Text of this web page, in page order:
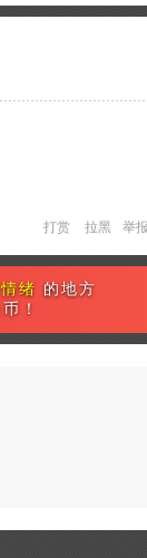
打赏 拉黑 举报
绪 的地方
！